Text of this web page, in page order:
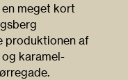
meget kort
produktionen af
karamel-